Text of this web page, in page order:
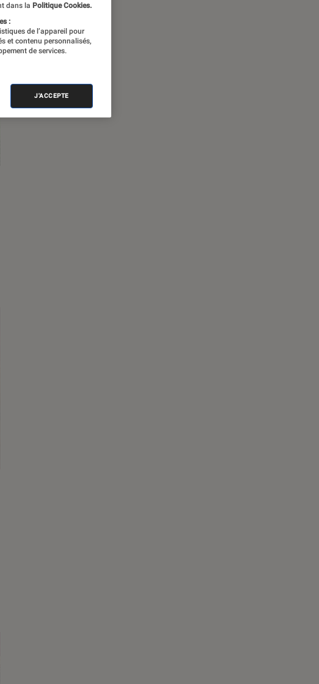
dans la Politique Cookies.
:
de l’appareil pour
et contenu personnalisés,
de services.
J'ACCEPTE